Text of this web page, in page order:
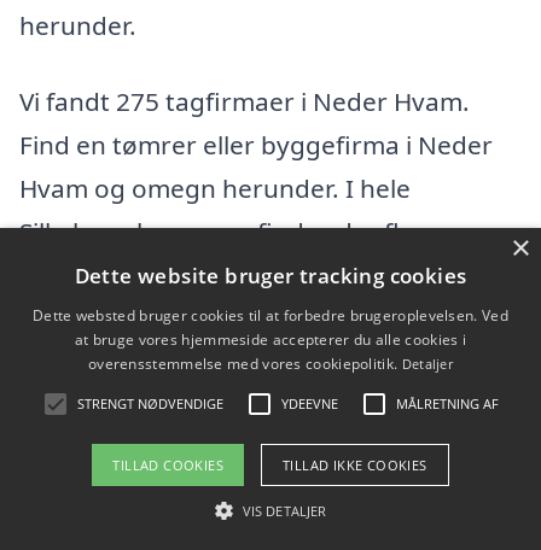
herunder.
Vi fandt 275 tagfirmaer i Neder Hvam.
Find en tømrer eller byggefirma i Neder
Hvam og omegn herunder. I hele
Silkeborg kommunefindes der flere
tagfirmaer, hvis du vil udvide din søgning
efter en dygtig tømrer.
3SH v/Bo Ross Mogensen
Lysbrolysningen 12, 8600 Silkeborg
×
Dette website bruger tracking cookies
Dette websted bruger cookies til at forbedre brugeroplevelsen. Ved
at bruge vores hjemmeside accepterer du alle cookies i
overensstemmelse med vores cookiepolitik. Detaljer
STRENGT NØDVENDIGE YDEEVNE MÅLRETNING AF
TILLAD COOKIES TILLAD IKKE COOKIES
VIS DETALJER